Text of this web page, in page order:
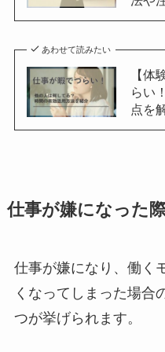
あわせて読みたい
【体
らい
点を
仕事が嫌になった
仕事が嫌になり、働く
くなってしまった場合
つが挙げられます。